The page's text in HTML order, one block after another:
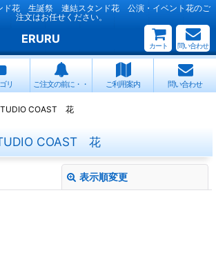
花 生誕祭 連結スタンド花 公演・イベント花のご
注文はお任せください。
ERURU
カート 問い合わせ
リ ご注文の前に・・ ご利用案内 問い合わせ
COAST 花
COAST 花
表示順変更